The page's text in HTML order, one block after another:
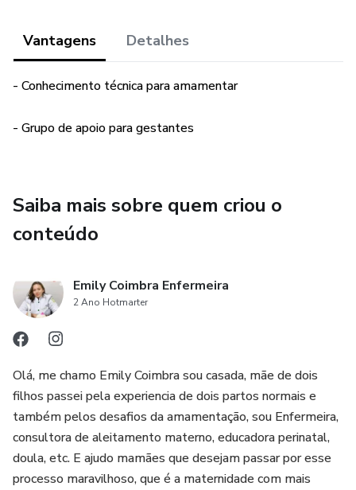
a amamentação uma experiência positiva e memorável.
conhecimento certo pode fazer!
Vantagens Detalhes
- Conhecimento técnica para amamentar
- Grupo de apoio para gestantes
Saiba mais sobre quem criou o
conteúdo
Emily Coimbra Enfermeira
2 Ano Hotmarter
Olá, me chamo Emily Coimbra sou casada, mãe de dois
filhos passei pela experiencia de dois partos normais e
também pelos desafios da amamentação, sou Enfermeira,
consultora de aleitamento materno, educadora perinatal,
doula, etc. E ajudo mamães que desejam passar por esse
processo maravilhoso, que é a maternidade com mais